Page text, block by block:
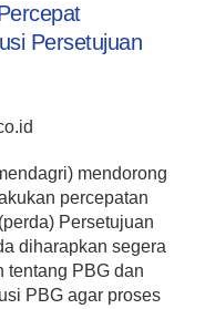
Persetujuan
mendorong
percepatan
Persetujuan
diharapkan segera
tentang PBG dan
PBG agar proses